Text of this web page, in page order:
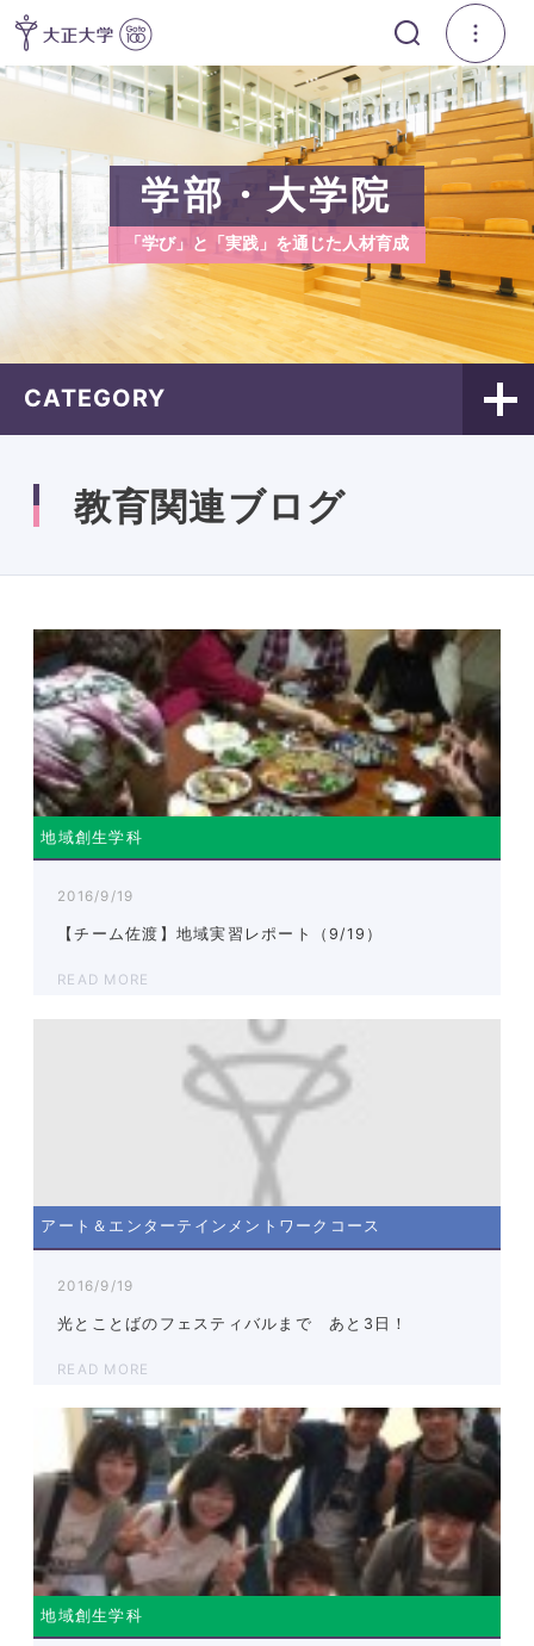
学部・大学院
「学び」と「実践」を通じた人材育成
CATEGORY
教育関連ブログ
地域創生学科
2016/9/19
【チーム佐渡】地域実習レポート（9/19）
READ MORE
アート＆エンターテインメントワークコース
2016/9/19
光とことばのフェスティバルまで あと3日！
READ MORE
地域創生学科